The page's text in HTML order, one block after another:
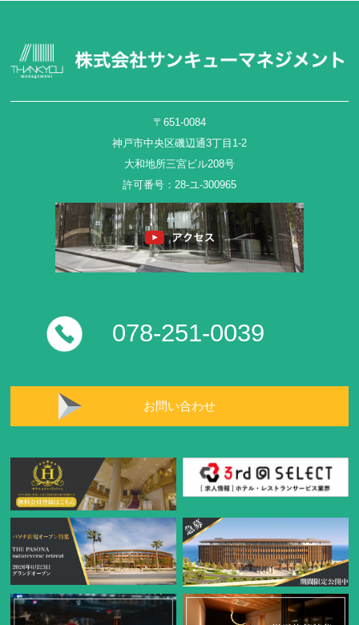
〒651-0084
神戸市中央区磯辺通3丁目1-2
大和地所三宮ビル208号
許可番号：28-ユ-300965
078-251-0039
お問い合わせ